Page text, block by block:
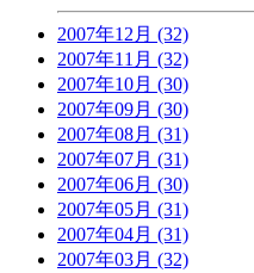
2007年12月 (32)
2007年11月 (32)
2007年10月 (30)
2007年09月 (30)
2007年08月 (31)
2007年07月 (31)
2007年06月 (30)
2007年05月 (31)
2007年04月 (31)
2007年03月 (32)